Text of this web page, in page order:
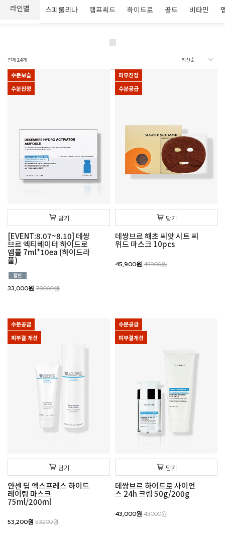
라인별 스피룰리나 헴프씨드 하이드로 골드 비타민
전체24개
수분보습
수분진정
담기
[EVENT:8.07~8.10] 데쌍
브르 엑티베이터 하이드로
앰플 7ml*10ea (하이드라
풀)
33,000원 78000원
피부진정
수분공급
담기
데쌍브르 해초 씨앗 시트 씨
위드 마스크 10pcs
45,900원 45900원
수분공급
피부결 개선
담기
얀센 딥 엑스프레스 하이드
레이팅 마스크
75ml/200ml
53,200원 53200원
수분공급
피부결개선
담기
데쌍브르 하이드로 사이언
스 24h 크림 50g/200g
43,000원 43000원